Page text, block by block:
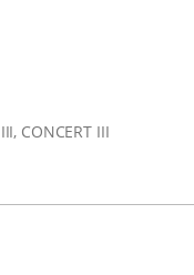
CONCERT III